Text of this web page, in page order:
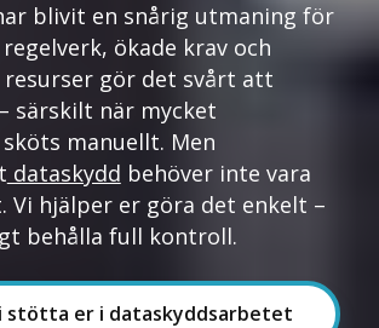
blivit en snårig utmaning för
ökade krav och
resurser gör det svårt att
särskilt när mycket
manuellt. Men
dataskydd behöver inte vara
Vi hjälper er göra det enkelt –
behålla full kontroll.
stötta er i dataskyddsarbetet